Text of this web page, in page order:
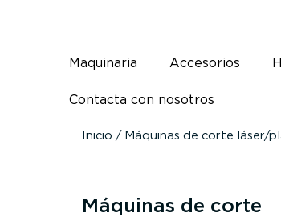
Maquinaria Accesorios
Contacta con nosotros
Inicio / Máquinas de corte láser/
Máquinas de corte